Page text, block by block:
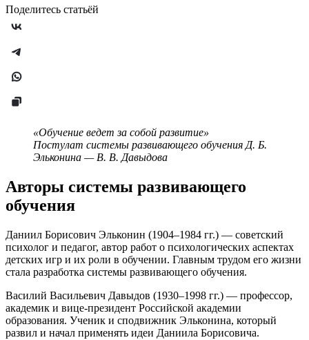
Поделитесь статьёй
«Обучение ведет за собой развитие»
Постулат системы развивающего обучения Д. Б.
Эльконина — В. В. Давыдова
Авторы системы развивающего
обучения
Даниил Борисович Эльконин (1904–1984 гг.) — советский
психолог и педагог, автор работ о психологических аспектах
детских игр и их роли в обучении. Главным трудом его жизни
стала разработка системы развивающего обучения.
Василий Васильевич Давыдов (1930–1998 гг.) — профессор,
академик и вице-президент Российской академии
образования. Ученик и сподвижник Эльконина, который
развил и начал применять идеи Даниила Борисовича.